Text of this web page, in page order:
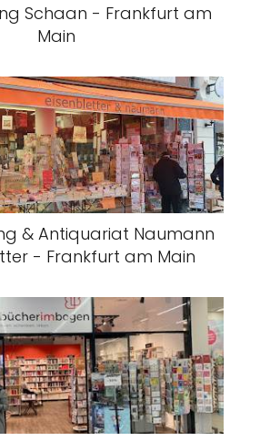
Schaan - Frankfurt am
Main
& Antiquariat Naumann
- Frankfurt am Main